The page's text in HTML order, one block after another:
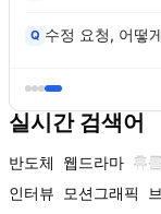
Q 수정 요청, 어떻
실시간 검색어
반도체 웹드라마 휴롬
인터뷰
모션그래픽